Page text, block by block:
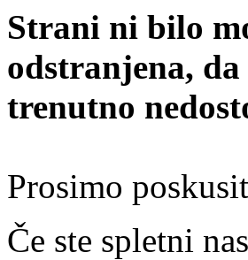
Strani ni bilo
odstranjena,
trenutno
Prosimo
Če ste spletni